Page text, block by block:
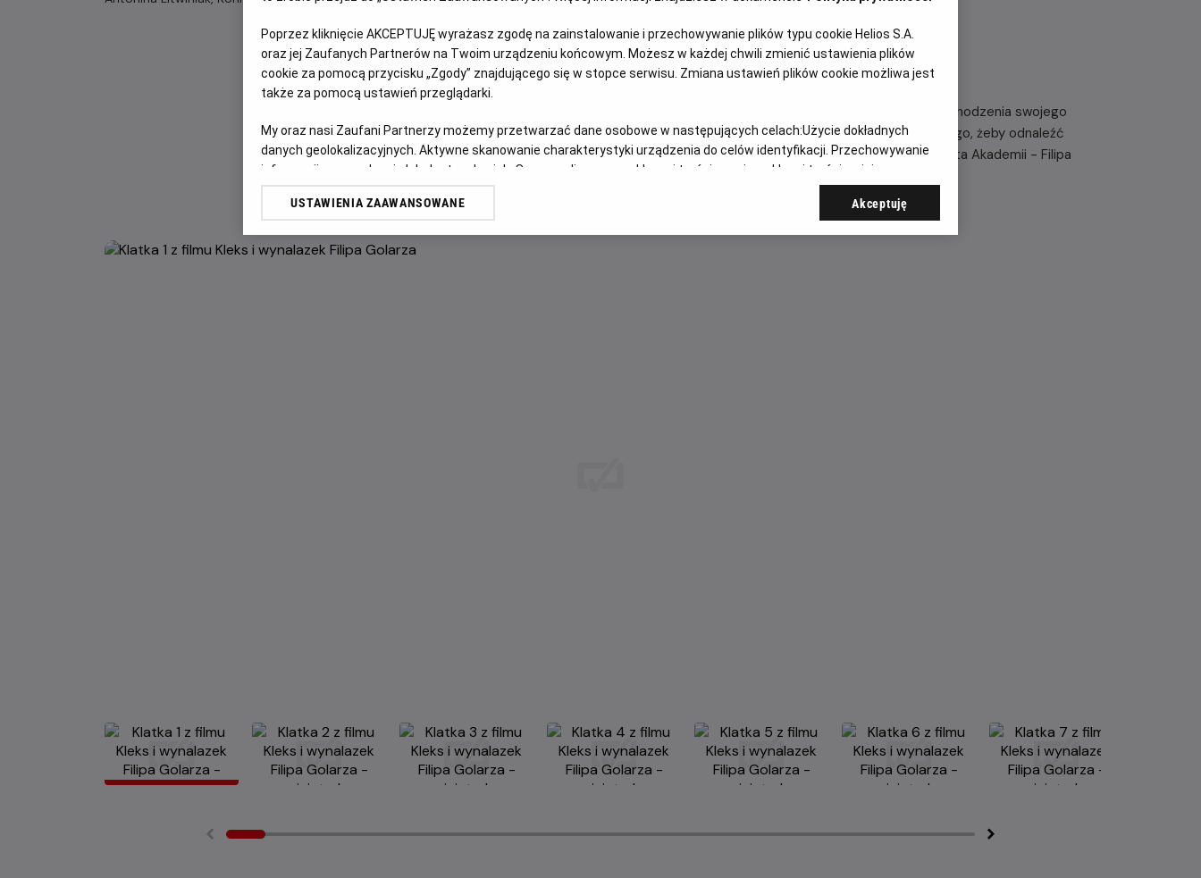
OPIS FILMU
Po letniej przerwie Ada Niezgódka wraca do Akademii, żeby rozwikłać tajemnicę pochodzenia swojego
przyjaciela - Alberta. W tym samym czasie profesor Kleks wyrusza do świata realnego, żeby odnaleźć
przyjaciela sprzed lat. Okazuje się, że oba te tropy prowadzą do dawnego absolwenta Akademii - Filipa
Poprzez kliknięcie AKCEPTUJĘ wyrażasz zgodę na zainstalowanie i przechowywanie plików typu cookie Helios S.A.
oraz jej Zaufanych Partnerów na Twoim urządzeniu końcowym. Możesz w każdej chwili zmienić ustawienia plików
cookie za pomocą przycisku „Zgody” znajdującego się w stopce serwisu. Zmiana ustawień plików cookie możliwa jest
także za pomocą ustawień przeglądarki.
My oraz nasi Zaufani Partnerzy możemy przetwarzać dane osobowe w następujących celach:Użycie dokładnych
danych geolokalizacyjnych. Aktywne skanowanie charakterystyki urządzenia do celów identyfikacji. Przechowywanie
informacji na urządzeniu lub dostęp do nich. Spersonalizowane reklamy i treści, pomiar reklam i treści, opinie
odbiorców i ulepszanie usług.
USTAWIENIA ZAAWANSOWANE Akceptuję